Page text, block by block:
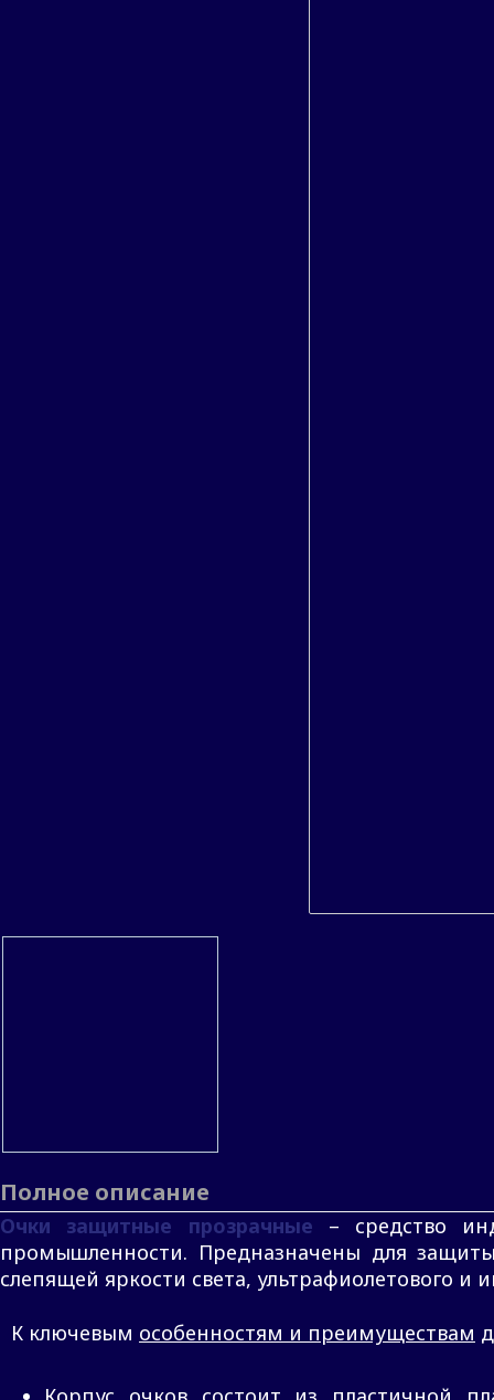
Полное описание
Очки защитные прозрачные – средство
промышленности. Предназначены для
слепящей яркости света, ультрафиолетового и
К ключевым особенностям и преимуществам